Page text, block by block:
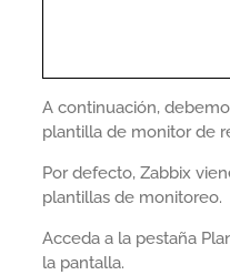
A continuación,
plantilla de monitor de
Por defecto, Zabbix
plantillas de monitoreo.
Acceda a la pestaña
la pantalla.